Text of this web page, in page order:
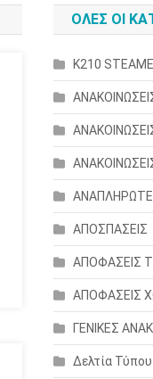
ΟΛΕΣ ΟΙ
K210
ΑΠΟΣΠΑΣΕΙΣ
ΑΠΟΦΑΣΕΙΣ
ΑΠΟΦΑΣΕΙΣ
ΓΕΝΙΚΕΣ
Δελτία Τύπου